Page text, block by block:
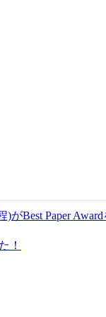
がBest Paper
！